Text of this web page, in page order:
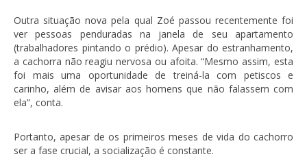
Outra situação nova pela qual Zoé passou recentemente foi
ver pessoas penduradas na janela de seu apartamento
(trabalhadores pintando o prédio). Apesar do estranhamento,
a cachorra não reagiu nervosa ou afoita. “Mesmo assim, esta
foi mais uma oportunidade de treiná-la com petiscos e
carinho, além de avisar aos homens que não falassem com
ela”, conta.
Portanto, apesar de os primeiros meses de vida do cachorro
ser a fase crucial, a socialização é constante.